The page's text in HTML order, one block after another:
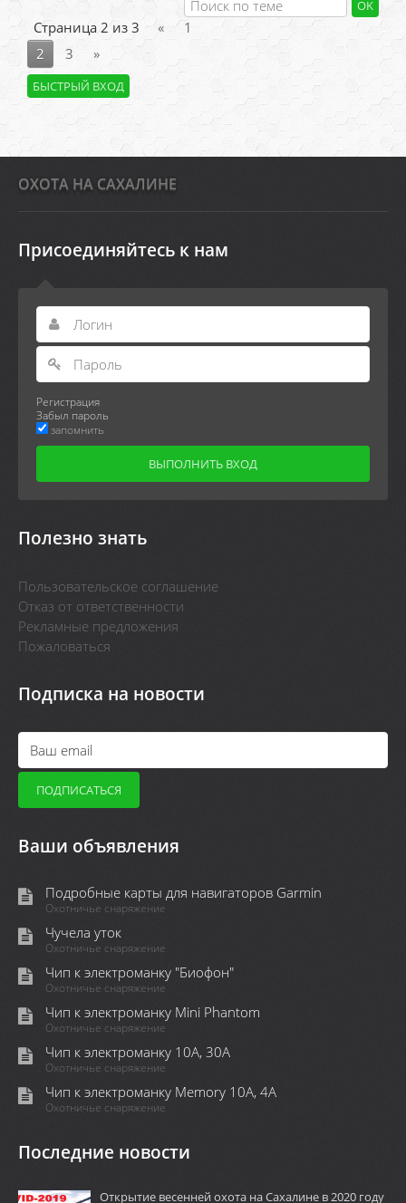
Страница2 из 3 «
1
2
3 »
ОХОТА НА САХАЛИНЕ
Присоединяйтесь к нам
Регистрация
Забыл пароль
запомнить
Полезно знать
Пользовательское соглашение
Отказ от ответственности
Рекламные предложения
Пожаловаться
Подписка на новости
Ваши объявления
Подробные карты для навигаторов Garmin
Охотничье снаряжение
Чучела уток
Охотничье снаряжение
Чип к электроманку "Биофон"
Охотничье снаряжение
Чип к электроманку Mini Phantom
Охотничье снаряжение
Чип к электроманку 10А, 30А
Охотничье снаряжение
Чип к электроманку Memory 10A, 4А
Охотничье снаряжение
Последние новости
Открытие весенней охота на Сахалине в 2020 году